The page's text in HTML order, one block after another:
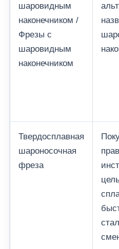
шаровидным
наконечником /
Фрезы с
шаровидным
наконечником
Твердосплавная
шароносочная
фреза